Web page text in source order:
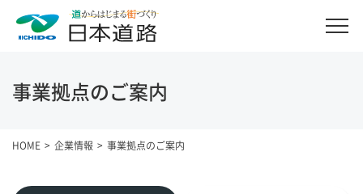
事業拠点のご案内
HOME 企業情報 事業拠点のご案内